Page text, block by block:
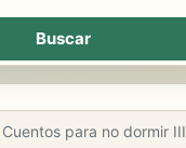
Cuentos para no dormir III